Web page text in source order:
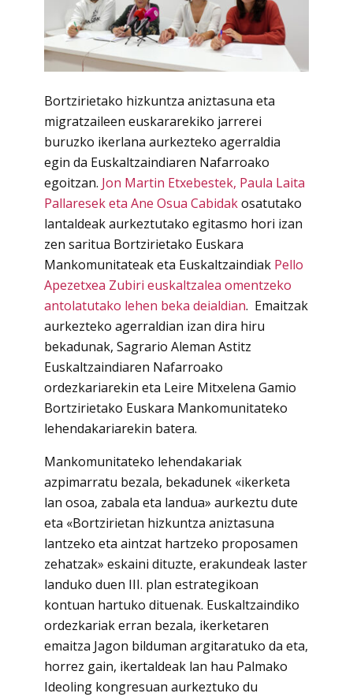
Bortzirietako hizkuntza aniztasuna eta
migratzaileen euskararekiko jarrerei
buruzko ikerlana aurkezteko agerraldia
egin da Euskaltzaindiaren Nafarroako
egoitzan. Jon Martin Etxebestek, Paula Laita
Pallaresek eta Ane Osua Cabidakosatutako
lantaldeak aurkeztutako egitasmo hori izan
zen saritua Bortzirietako Euskara
Mankomunitateak eta Euskaltzaindiak Pello
Apezetxea Zubiri euskaltzalea omentzeko
antolatutako lehen beka deialdian. Emaitzak
aurkezteko agerraldian izan dira hiru
bekadunak, Sagrario Aleman Astitz
Euskaltzaindiaren Nafarroako
ordezkariarekin eta Leire Mitxelena Gamio
Bortzirietako Euskara Mankomunitateko
lehendakariarekin batera.
Mankomunitateko lehendakariak
azpimarratu bezala, bekadunek «ikerketa
lan osoa, zabala eta landua» aurkeztu dute
eta «Bortzirietan hizkuntza aniztasuna
lantzeko eta aintzat hartzeko proposamen
zehatzak» eskaini dituzte, erakundeak laster
landuko duen III. plan estrategikoan
kontuan hartuko dituenak. Euskaltzaindiko
ordezkariak erran bezala, ikerketaren
emaitza Jagon bilduman argitaratuko da eta,
horrez gain, ikertaldeak lan hau Palmako
Ideoling kongresuan aurkeztuko du